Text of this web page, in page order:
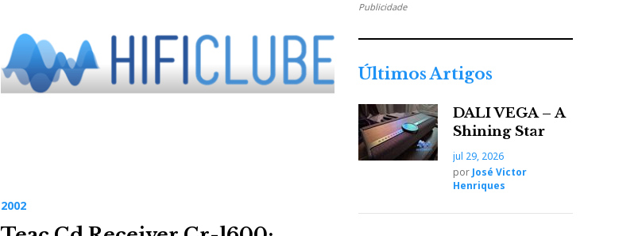
2002
Publicidade
Últimos Artigos
DALI VEGA – A
Shining Star
jul 29, 2026
por José Victor
Henriques